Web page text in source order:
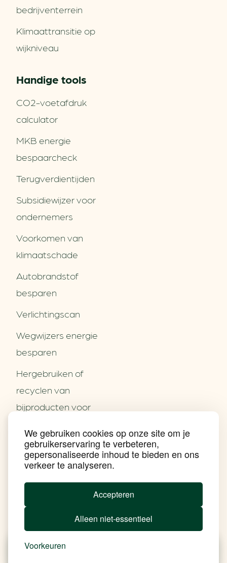
We gebruiken cookies op onze site om je
gebruikerservaring te verbeteren,
gepersonaliseerde inhoud te bieden en ons
verkeer te analyseren.
Accepteren
Alleen niet-essentieel
Voorkeuren
Partners
Contact
Nieuws
Praktijkverhalen
Events
Nieuwsbrief
Achtergrond klimaatverandering
Beprijzing van CO2
Verduurzamen bedrijventerrein
bedrijventerrein
Klimaattransitie op
wijkniveau
Handige tools
CO2-voetafdruk
calculator
MKB energie
bespaarcheck
Terugverdien­tijden
Subsidiewijzer voor
ondernemers
Voorkomen van
klimaatschade
Autobrandstof
besparen
Verlichtingscan
Wegwijzers energie
besparen
Hergebruiken of
recyclen van
bijproducten voor
Energie besparen op
uw PC
Privacy & Disclaimer